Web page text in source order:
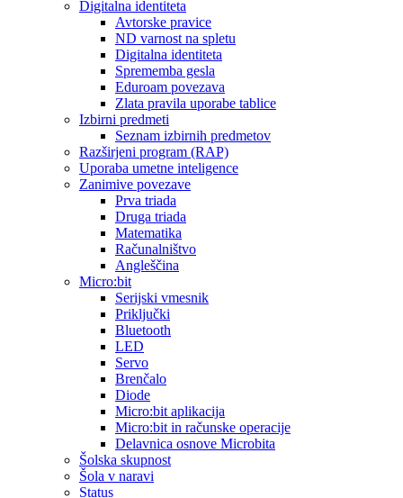
Digitalna identiteta
Avtorske pravice
ND varnost na spletu
Digitalna identiteta
Sprememba gesla
Eduroam povezava
Zlata pravila uporabe tablice
Izbirni predmeti
Seznam izbirnih predmetov
Razširjeni program (RAP)
Uporaba umetne inteligence
Zanimive povezave
Prva triada
Druga triada
Matematika
Računalništvo
Angleščina
Micro:bit
Serijski vmesnik
Priključki
Bluetooth
LED
Servo
Brenčalo
Diode
Micro:bit aplikacija
Micro:bit in računske operacije
Delavnica osnove Microbita
Šolska skupnost
Šola v naravi
Status